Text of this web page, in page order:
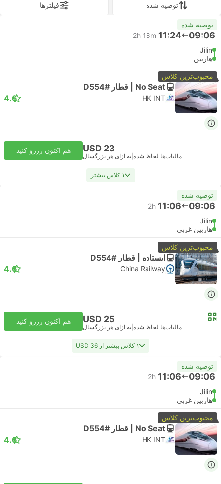
توصیه شده فیلتر‌ها
توصیه شده
09:06
11:24
2h 18m
Jilin
هاربین
محبوب‌ترین کلاس
No Seat | قطار #D554
HK INT
4.6
USD 23
مالیات‌ها لحاظ شده به ازای هر بزرگسال
هم اکنون رزرو کنید
۱ کلاس بیشتر
توصیه شده
09:06
11:06
2h
Jilin
هاربین غربی
محبوب‌ترین کلاس
ایستاده | قطار #D554
China Railway
4.6
USD 25
مالیات‌ها لحاظ شده به ازای هر بزرگسال
هم اکنون رزرو کنید
۱ کلاس بیشتر از USD 36
توصیه شده
09:06
11:06
2h
Jilin
هاربین غربی
محبوب‌ترین کلاس
No Seat | قطار #D554
HK INT
4.6